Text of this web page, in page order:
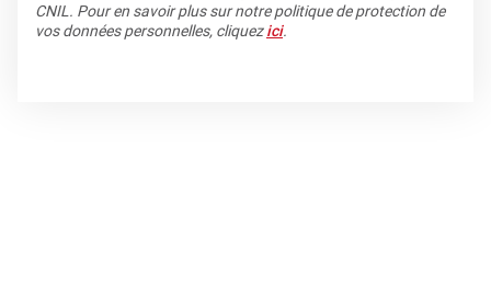
CNIL. Pour en savoir plus sur notre politique de protection de
vos données personnelles, cliquezici.